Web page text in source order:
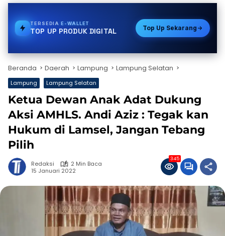
TERSEDIAPDAM
TOP UP PRODUK DIGITAL Top Up Sekarang
Beranda Daerah Lampung Lampung Selatan
Lampung Lampung Selatan
Ketua Dewan Anak Adat Dukung
Aksi AMHLS. Andi Aziz : Tegak kan
Hukum di Lamsel, Jangan Tebang
Pilih
Redaksi
2 Min Baca
15 Januari 2022
345